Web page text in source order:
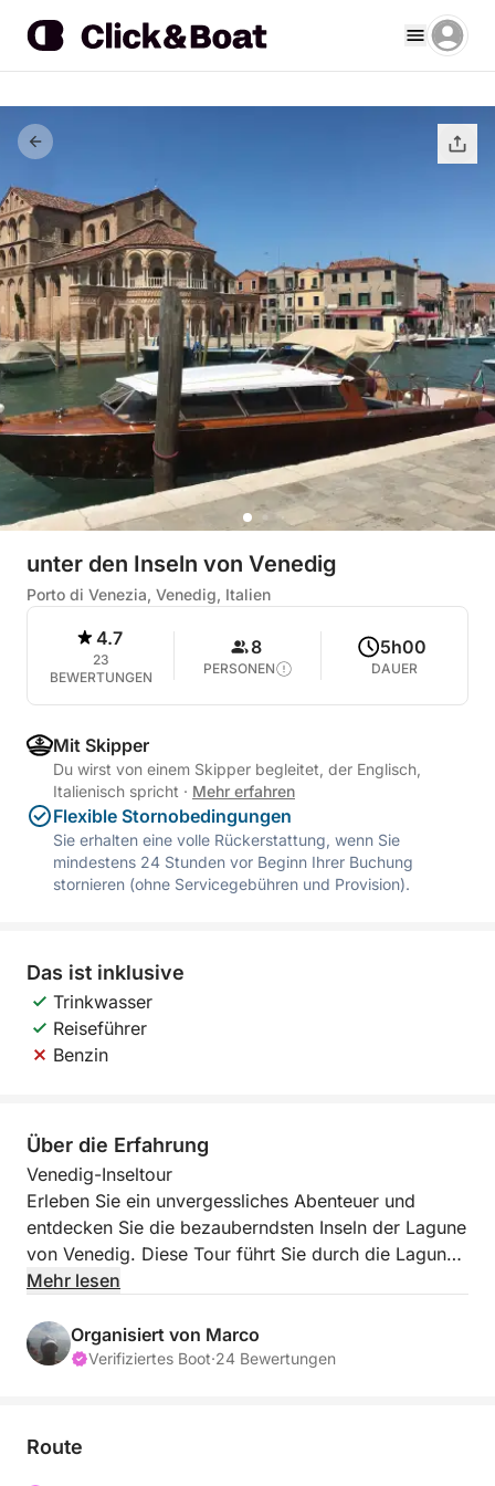
unter den Inseln von Venedig
Porto di Venezia, Venedig, Italien
4.7
23
BEWERTUNGEN
8
PERSONEN
5h00
DAUER
Mit Skipper
Du wirst von einem Skipper begleitet, der Englisch,
Italienisch spricht · Mehr erfahren
Flexible Stornobedingungen
Sie erhalten eine volle Rückerstattung, wenn Sie
mindestens 24 Stunden vor Beginn Ihrer Buchung
stornieren (ohne Servicegebühren und Provision).
Das ist inklusive
Trinkwasser
Reiseführer
Benzin
Über die Erfahrung
Venedig-Inseltour
Erleben Sie ein unvergessliches Abenteuer und
entdecken Sie die bezauberndsten Inseln der Lagune
von Venedig. Diese Tour führt Sie durch die Lagune
und macht Halt in Murano und Burano.
Während der Bootsfahrt genießen Sie den Blick auf
die Lagune und tauchen in ihre zeitlose Atmosphäre
Entstehung von Glaskunstwerken hautnah
Mehr lesen
Organisiert von Marco
Verifiziertes Boot·24 Bewertungen
Route